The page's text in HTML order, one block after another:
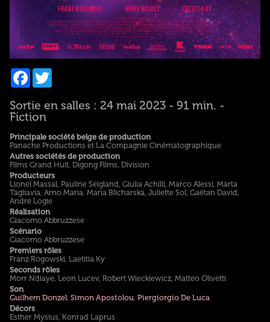
Facebook
Twitter
Sortie en salles : 24 mai 2023 - 91 min. -
Fiction
Principale société belge de production
Panache Productions et La Compagnie Cinématographique
Autres sociétés de production
Films Grand Huit, Digong Films, Division
Producteurs
Lionel Massal, Pauline Seigland, Giulia Achilli, Marco Alessi, Marta
Tagliavia, Arno Maria, Maria Blicharska, Juliette Sol, Gaëtan David,
André Logie
Réalisation
Giacomo Abbruzzese
Scénario
Giacomo Abbruzzese
Premiers rôles
Franz Rogowski, Laetitia Ky
Seconds rôles
Morr Ndiaye, Leon Lucev, Robert Wieckiewicz, Matteo Olivetti
Son
Guilhem Donzel, Simon Apostolou Piergiorgio De Luca
Décors
Esther Mysius, Konrad Laprus